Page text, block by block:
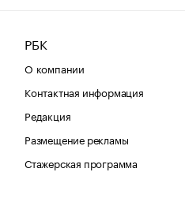
РБК
О компании
Контактная информация
Редакция
Размещение рекламы
Стажерская программа